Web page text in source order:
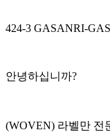
424-3 GASANRI-
안녕하십니까?
(WOVEN) 라벨만 전